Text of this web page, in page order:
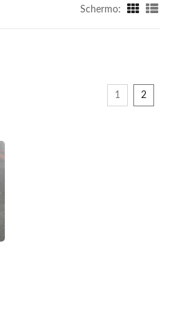
Schermo:
1 2